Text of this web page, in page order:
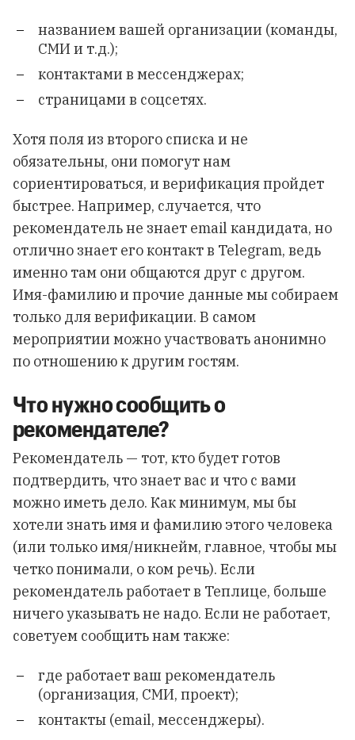
названием вашей организации (команды,
СМИ и т.д.);
контактами в мессенджерах;
страницами в соцсетях.
Хотя поля из второго списка и не
обязательны, они помогут нам
сориентироваться, и верификация пройдет
быстрее. Например, случается, что
рекомендатель не знает email кандидата, но
отлично знает его контакт в Telegram, ведь
именно там они общаются друг с другом.
Имя-фамилию и прочие данные мы собираем
только для верификации. В самом
мероприятии можно участвовать анонимно
по отношению к другим гостям.
Что нужно сообщить о
рекомендателе?
Рекомендатель — тот, кто будет готов
подтвердить, что знает вас и что с вами
можно иметь дело. Как минимум, мы бы
хотели знать имя и фамилию этого человека
(или только имя/никнейм, главное, чтобы мы
четко понимали, о ком речь). Если
рекомендатель работает в Теплице, больше
ничего указывать не надо. Если не работает,
советуем сообщить нам также:
где работает ваш рекомендатель
(организация, СМИ, проект);
контакты (email, мессенджеры).